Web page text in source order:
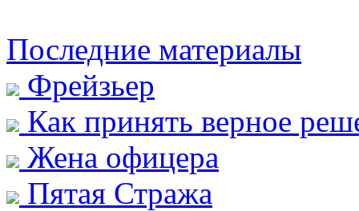
Последние материалы
Фрейзьер
Как принять верное
Жена офицера
Пятая Стража